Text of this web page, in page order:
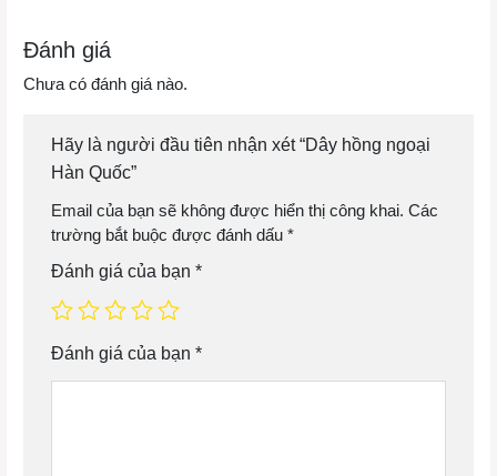
Đánh giá
Chưa có đánh giá nào.
Hãy là người đầu tiên nhận xét “Dây hồng ngoại
Hàn Quốc”
Email của bạn sẽ không được hiển thị công khai. Các
trường bắt buộc được đánh dấu *
Đánh giá của bạn *
Đánh giá của bạn *